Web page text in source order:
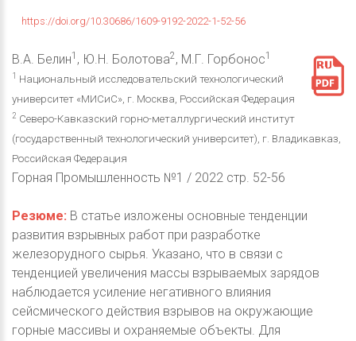
https://doi.org/10.30686/1609-9192-2022-1-52-56
В.А. Белин1 , Ю.Н. Болотова2, М.Г. Горбонос1
1
Национальный исследовательский технологический
университет «МИСиС», г. Москва, Российская Федерация
2 Северо-Кавказский горно-металлургический институт
(государственный технологический университет), г. Владикавказ,
Российская Федерация
Горная Промышленность №1 / 2022 стр. 52-56
Резюме: В статье изложены основные тенденции
развития взрывных работ при разработке
железорудного сырья. Указано, что в связи с
тенденцией увеличения массы взрываемых зарядов
наблюдается усиление негативного влияния
сейсмического действия взрывов на окружающие
горные массивы и охраняемые объекты. Для